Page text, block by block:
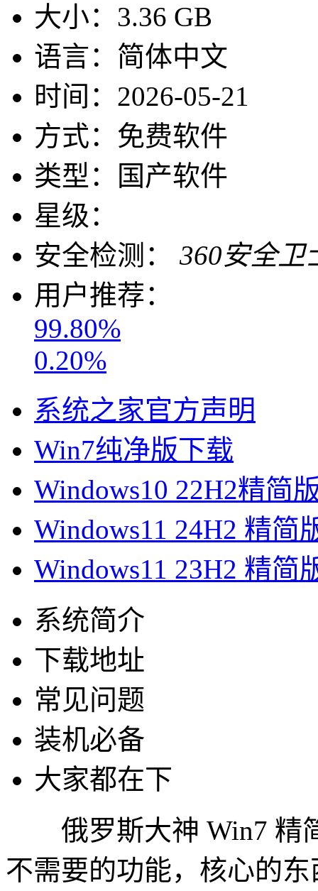
大小： 3.36 GB
语言： 简体中文
时间： 2026-05-21
方式： 免费软件
类型：
国产软件
星级：
安全检测：
360安全卫
用户推荐：
99.80%
0.20%
系统之家官方声明
Win7纯净版下载
Windows10 22H2精简
Windows11 24H2 精简
Windows11 23H2 精简
系统简介
下载地址
常见问题
装机必备
大家都在下
俄罗斯大神 Win7 精
不需要的功能，核心的